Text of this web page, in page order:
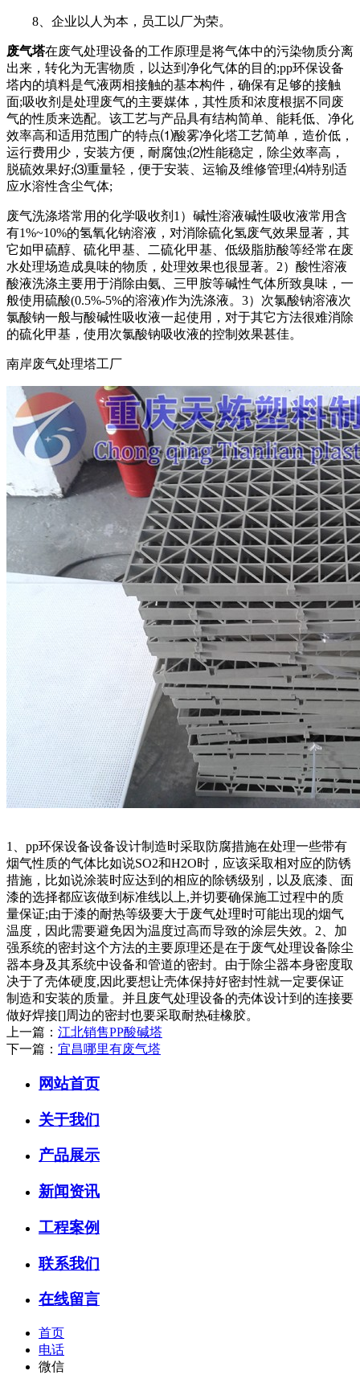
8、企业以人为本，员工以厂为荣。
废气塔在废气处理设备的工作原理是将气体中的污染物质分离
出来，转化为无害物质，以达到净化气体的目的;pp环保设备
塔内的填料是气液两相接触的基本构件，确保有足够的接触
面;吸收剂是处理废气的主要媒体，其性质和浓度根据不同废
气的性质来选配。该工艺与产品具有结构简单、能耗低、净化
效率高和适用范围广的特点⑴酸雾净化塔工艺简单，造价低，
运行费用少，安装方便，耐腐蚀;⑵性能稳定，除尘效率高，
脱硫效果好;⑶重量轻，便于安装、运输及维修管理;⑷特别适
应水溶性含尘气体;
废气洗涤塔常用的化学吸收剂1）碱性溶液碱性吸收液常用含
有1%~10%的氢氧化钠溶液，对消除硫化氢废气效果显著，其
它如甲硫醇、硫化甲基、二硫化甲基、低级脂肪酸等经常在废
水处理场造成臭味的物质，处理效果也很显著。2）酸性溶液
酸液洗涤主要用于消除由氨、三甲胺等碱性气体所致臭味，一
般使用硫酸(0.5%-5%的溶液)作为洗涤液。3）次氯酸钠溶液次
氯酸钠一般与酸碱性吸收液一起使用，对于其它方法很难消除
的硫化甲基，使用次氯酸钠吸收液的控制效果甚佳。
南岸废气处理塔工厂
1、pp环保设备设备设计制造时采取防腐措施在处理一些带有
烟气性质的气体比如说SO2和H2O时，应该采取相对应的防锈
措施，比如说涂装时应达到的相应的除锈级别，以及底漆、面
漆的选择都应该做到标准线以上,并切要确保施工过程中的质
量保证;由于漆的耐热等级要大于废气处理时可能出现的烟气
温度，因此需要避免因为温度过高而导致的涂层失效。2、加
强系统的密封这个方法的主要原理还是在于废气处理设备除尘
器本身及其系统中设备和管道的密封。由于除尘器本身密度取
决于了壳体硬度,因此要想让壳体保持好密封性就一定要保证
制造和安装的质量。并且废气处理设备的壳体设计到的连接要
做好焊接[]周边的密封也要采取耐热硅橡胶。
上一篇： 江北销售PP酸碱塔
下一篇： 宜昌哪里有废气塔
网站首页
关于我们
产品展示
新闻资讯
工程案例
联系我们
在线留言
首页
电话
微信